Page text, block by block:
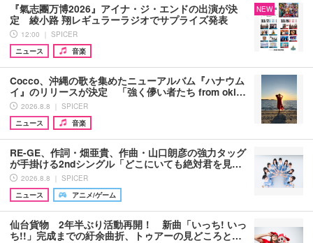
『氣志團万博2026』アイナ・ジ・エンドの出演が決
定 綾小路 翔レギュラーラジオでサプライズ発表
12:00 ｜ SPICER
ニュース
音楽
NEW
Cocco、沖縄の歌を集めたニューアルバム『ハナウム
イ』のリリースが決定 「強く儚い者たち from oki…
2026.8.8 ｜ SPICER
ニュース
音楽
RE-GE、作詞・畑亜貴、作曲・山口朗彦の強力タッグ
が手掛ける2ndシングル「どこにいても絶対君を見…
2026.8.8 ｜ SPICER
ニュース
アニメ/ゲーム
仙台貨物 2年半ぶり活動再開！ 新曲「いっち! いっ
ち!!」完成までの紆余曲折、トゥアーの見どころと…